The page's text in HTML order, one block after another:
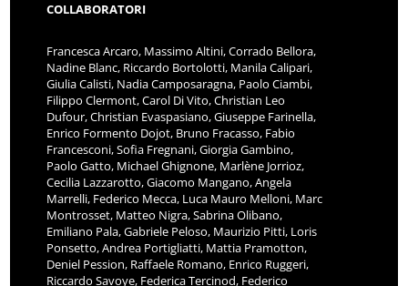
COLLABORATORI
Francesca Arcaro, Massimo Altini, Corrado Bellora,
Nadine Blanc, Riccardo Bortolotti, Manila Calipari,
Giulia Calisti, Nadia Camposaragna, Paolo Ciambi,
Filippo Clermont, Carol Di Vito, Christian Leo
Dufour, Christian Evaspasiano, Giuseppe Farinella,
Enrico Formento Dojot, Bruno Fracasso, Fabio
Francesconi, Sofia Fregnani, Giorgia Gambino,
Paolo Gatto, Michael Ghignone, Marlène Jorrioz,
Cecilia Lazzarotto, Giacomo Mangano, Angela
Marrelli, Federico Mecca, Luca Mauro Melloni, Marc
Montrosset, Matteo Nigra, Sabrina Olibano,
Emiliano Pala, Gabriele Peloso, Maurizio Pitti, Loris
Ponsetto, Andrea Portigliatti, Mattia Pramotton,
Deniel Pession, Raffaele Romano, Enrico Ruggeri,
Riccardo Savoye, Federica Tercinod, Federico